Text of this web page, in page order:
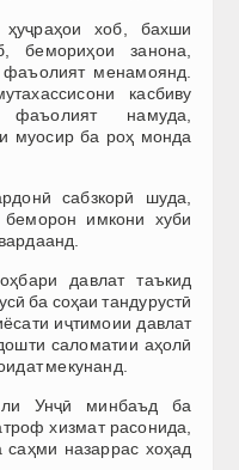
хоб, бахши
бемориҳои занона,
менамоянд.
касбиву
намуда,
муосир ба роҳ монда
сабзкорӣ шуда,
беморон имкони хуби
давлат таъкид
ба соҳаи тандурустӣ
иҷтимоии давлат
саломатии аҳолӣ
мекунанд.
Унҷӣ минбаъд ба
хизмат расонида,
саҳми назаррас хоҳад